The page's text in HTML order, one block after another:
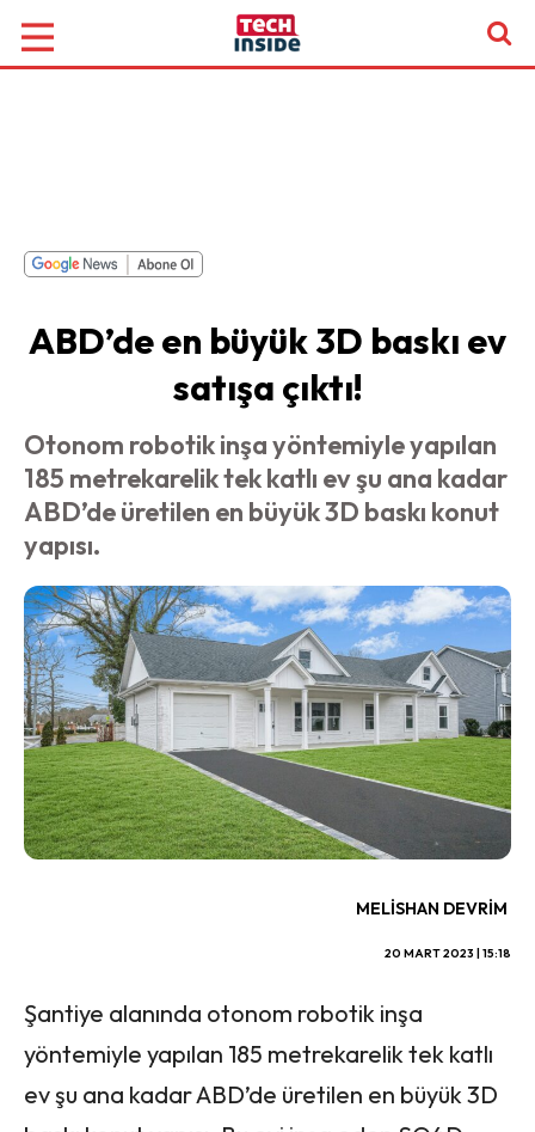
ABD’de en büyük 3D baskı ev
satışa çıktı!
Otonom robotik inşa yöntemiyle yapılan
185 metrekarelik tek katlı ev şu ana kadar
ABD’de üretilen en büyük 3D baskı konut
yapısı.
MELISHAN DEVRIM
20 MART 2023 | 15:18
Şantiye alanında otonom robotik inşa
yöntemiyle yapılan 185 metrekarelik tek katlı
ev şu ana kadar ABD’de üretilen en büyük 3D